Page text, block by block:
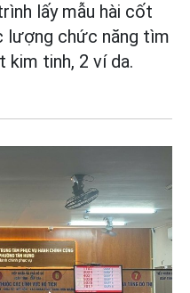
lấy mẫu hài cốt
lượng chức năng tìm
kim tinh, 2 ví da.